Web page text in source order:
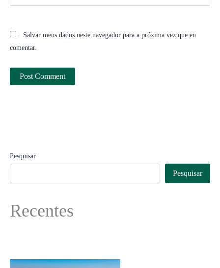
Salvar meus dados neste navegador para a próxima vez que eu
comentar.
Pesquisar
Pesquisar
Recentes